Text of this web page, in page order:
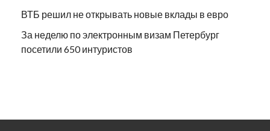
ВТБ решил не открывать новые вклады в евро
За неделю по электронным визам Петербург
посетили 650 интуристов